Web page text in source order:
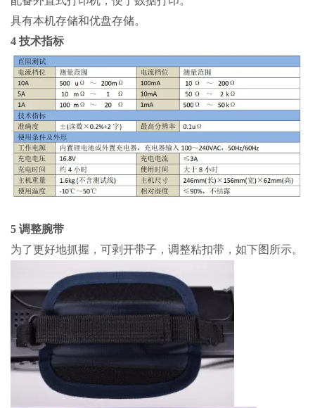
具有本机存储和优盘存储。
4 技术指标
5 调整腕带
为了更好地抓握，可剥开带子，调整粘扣带，如下图所示。